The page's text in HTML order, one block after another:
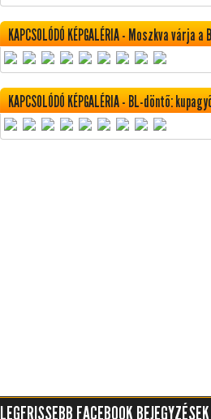
KAPCSOLÓDÓ KÉPGALÉRIA - Moszkva
KAPCSOLÓDÓ KÉPGALÉRIA - BL-döntő:
LEGFRISSEBB FACEBOOK BEJEGYZÉSEK